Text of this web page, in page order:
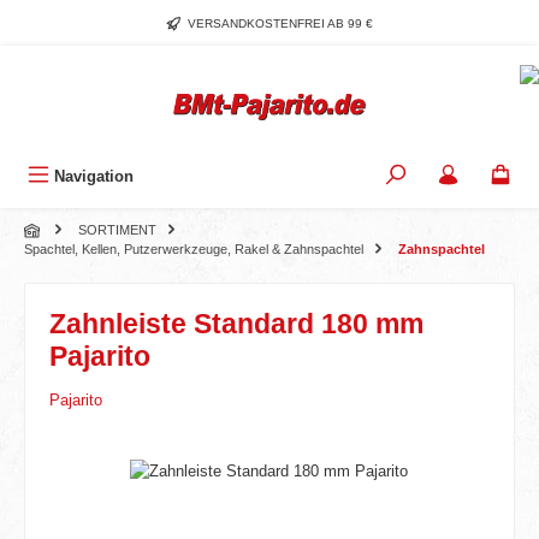
Zum Hauptinhalt springenVERSANDKOSTENFREI AB 99 €
Navigation
SORTIMENT
Spachtel, Kellen, Putzerwerkzeuge, Rakel & Zahnspachtel
Zahnspachtel
Zahnleiste Standard 180 mm
Pajarito
Pajarito
Bildergalerie überspringen